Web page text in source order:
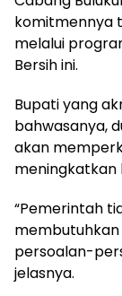
komitmennya
melalui
Bersih ini.
Bupati yang
bahwasanya,
akan
meningkatkan
“Pemerintah
persoalan-
jelasnya.